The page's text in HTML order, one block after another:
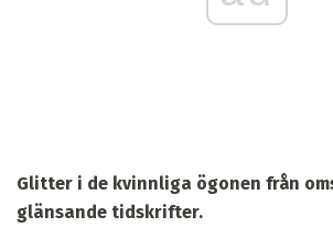
Glitter i de kvinnliga ögonen från
glänsande tidskrifter.